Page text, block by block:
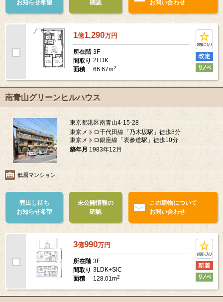
お知らせ希望
確認
お問い合わせ
1億1,290万円
所在階 3F
間取り 2LDK
面積
66.67m2
南青山グリーンヒルハウス
東京都港区南青山4-15-28
東京メトロ千代田線「乃木坂駅」徒歩8分
東京メトロ銀座線「表参道駅」徒歩10分
築年月 1983年12月
低層マンション
売出し待ち
お知らせ希望
未公開情報の
確認
この建物について
お問い合わせ
3億990万円
所在階 3F
間取り 3LDK+SIC
面積
128.01m2